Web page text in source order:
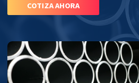
COTIZA AHORA